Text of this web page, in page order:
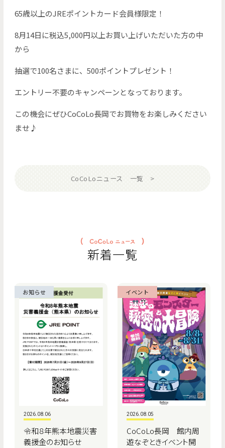
65歳以上のJREポイントカード会員様限定！
8月14日に税込5,000円以上お買い上げいただいた方の中
から
抽選で100名さまに、500ポイントプレゼント！
エントリー不要のキャンペーンとなっております。
この機会にぜひCoCoLo長岡でお買物をお楽しみください
ませ♪
CoCoLoニュース 一覧
新着一覧
お知らせ
2026.08.06
令和８年熊本地震災害
義援金のお知らせ
イベント
2026.08.05
CoCoLo長岡 館内周
遊なぞときイベント開